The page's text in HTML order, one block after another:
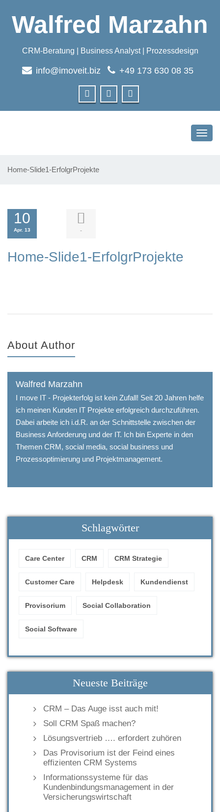
Walfred Marzahn
CRM-Beratung | Business Analyst | Prozessdesign
info@imoveit.biz +49 173 630 08 35
Home-Slide1-ErfolgrProjekte
10
Apr. 13 -
Home-Slide1-ErfolgrProjekte
About Author
Walfred Marzahn
I move IT - Projekterfolg ist kein Zufall! Seit 20 Jahren helfe
ich meinen Kunden IT Projekte erfolgreich durchzuführen.
Dabei arbeite ich i.d.R. an der Schnittstelle zwischen der
Business Anforderung und der IT. Ich bin Experte in den
Themen CRM, social media, social business und
Prozessoptimierung und Projektmanagement.
Schlagwörter
Care Center CRM CRM Strategie
Customer Care Helpdesk Kundendienst
Provisorium Social Collaboration
Social Software
Neueste Beiträge
CRM – Das Auge isst auch mit!
Soll CRM Spaß machen?
Lösungsvertrieb …. erfordert zuhören
Das Provisorium ist der Feind eines
effizienten CRM Systems
Informationssysteme für das
Kundenbindungsmanagement in der
Versicherungswirtschaft